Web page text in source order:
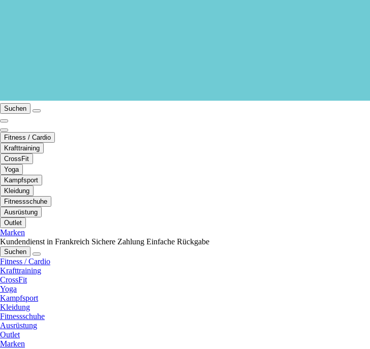
Suchen
Fitness / Cardio
Krafttraining
CrossFit
Yoga
Kampfsport
Kleidung
Fitnessschuhe
Ausrüstung
Outlet
Marken
Kundendienst in Frankreich Sichere Zahlung Einfache Rückgabe
Suchen
Fitness / Cardio
Krafttraining
CrossFit
Yoga
Kampfsport
Kleidung
Fitnessschuhe
Ausrüstung
Outlet
Marken